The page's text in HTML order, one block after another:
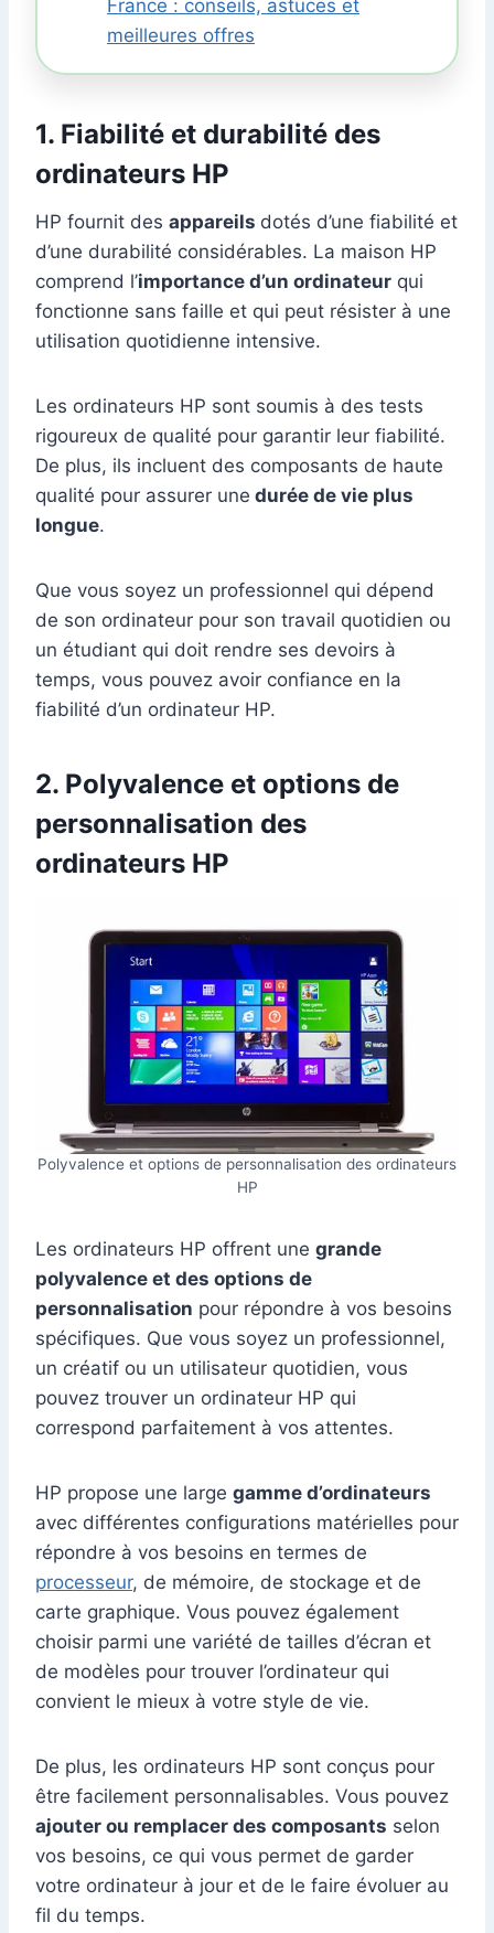
France : conseils, astuces et
meilleures offres
1. Fiabilité et durabilité des
ordinateurs HP
HP fournit des appareils dotés d’une fiabilité et
d’une durabilité considérables. La maison HP
comprend l’importance d’un ordinateur qui
fonctionne sans faille et qui peut résister à une
utilisation quotidienne intensive.
Les ordinateurs HP sont soumis à des tests
rigoureux de qualité pour garantir leur fiabilité.
De plus, ils incluent des composants de haute
qualité pour assurer une durée de vie plus
longue.
Que vous soyez un professionnel qui dépend
de son ordinateur pour son travail quotidien ou
un étudiant qui doit rendre ses devoirs à
temps, vous pouvez avoir confiance en la
fiabilité d’un ordinateur HP.
2. Polyvalence et options de
personnalisation des
ordinateurs HP
Polyvalence et options de personnalisation des ordinateurs
HP
Les ordinateurs HP offrent une grande
polyvalence et des options de
personnalisation pour répondre à vos besoins
spécifiques. Que vous soyez un professionnel,
un créatif ou un utilisateur quotidien, vous
pouvez trouver un ordinateur HP qui
correspond parfaitement à vos attentes.
HP propose une large gamme d’ordinateurs
avec différentes configurations matérielles pour
répondre à vos besoins en termes de
processeur, de mémoire, de stockage et de
carte graphique. Vous pouvez également
choisir parmi une variété de tailles d’écran et
de modèles pour trouver l’ordinateur qui
convient le mieux à votre style de vie.
De plus, les ordinateurs HP sont conçus pour
être facilement personnalisables. Vous pouvez
ajouter ou remplacer des composants selon
vos besoins, ce qui vous permet de garder
votre ordinateur à jour et de le faire évoluer au
fil du temps.